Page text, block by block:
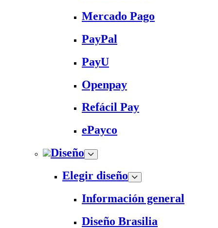
Mercado Pago
PayPal
PayU
Openpay
Refácil Pay
ePayco
Diseño
Elegir diseño
Información general
Diseño Brasilia